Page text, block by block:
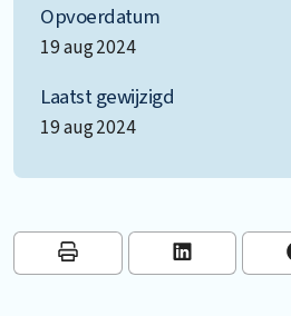
Opvoerdatum
19 aug 2024
Laatst gewijzigd
19 aug 2024